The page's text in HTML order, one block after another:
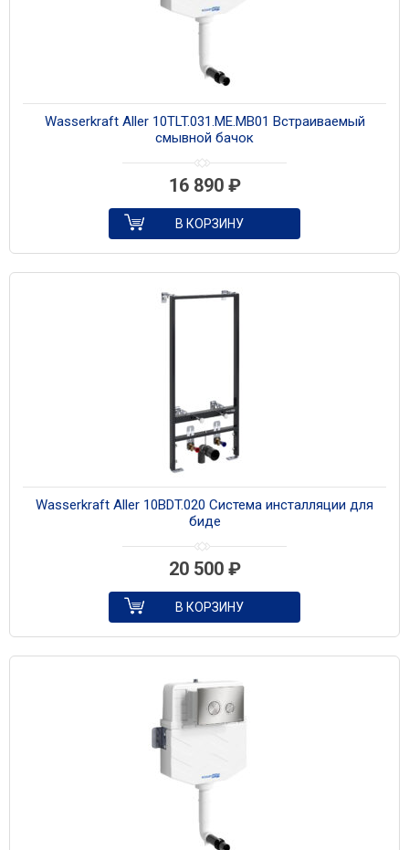
Wasserkraft Aller 10TLT.031.ME.MB01 Встраиваемый
смывной бачок
16 890 ₽
В КОРЗИНУ
Wasserkraft Aller 10BDT.020 Система инсталляции для
биде
20 500 ₽
В КОРЗИНУ